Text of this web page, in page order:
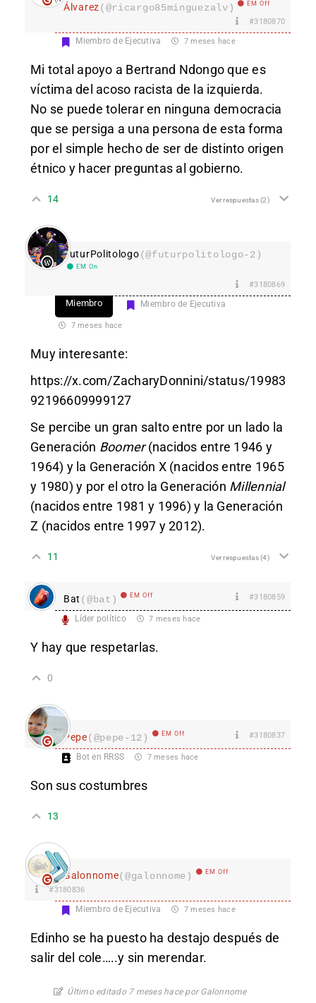
Álvarez(@ricargo85minguezalv) EM Off
#3180870
Miembro de Ejecutiva 7 meses hace
Mi total apoyo a Bertrand Ndongo que es
víctima del acoso racista de la izquierda.
No se puede tolerar en ninguna democracia
que se persiga a una persona de esta forma
por el simple hecho de ser de distinto origen
étnico y hacer preguntas al gobierno.
14 Ver respuestas(2)
FuturPolitologo(@futurpolitologo-2)
EM On
#3180869
Miembro Miembro de Ejecutiva
7 meses hace
Muy interesante:
https://x.com/ZacharyDonnini/status/19983
92196609999127
Se percibe un gran salto entre por un lado la
Generación Boomer(nacidos entre 1946 y
1964) y la Generación X (nacidos entre 1965
y 1980) y por el otro la Generación Millennial
(nacidos entre 1981 y 1996) y la Generación
Z (nacidos entre 1997 y 2012).
11 Ver respuestas(4)
Bat (@bat) EM Off #3180859
Líder político 7 meses hace
Y hay que respetarlas.
0
Pepe(@pepe-12) EM Off #3180837
Bot en RRSS 7 meses hace
Son sus costumbres
13
Galonnome(@galonnome) EM Off
#3180836
Miembro de Ejecutiva 7 meses hace
Edinho se ha puesto ha destajo después de
salir del cole…..y sin merendar.
Último editado 7 meses hace por Galonnome